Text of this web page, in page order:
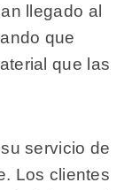
llegado al
que
que las
servicio de
Los clientes